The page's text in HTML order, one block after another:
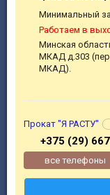
Минимальный
Работаем в
Минская
МКАД д.303
МКАД).
Прокат "Я РАСТУ"
+375 (29)
все телефоны